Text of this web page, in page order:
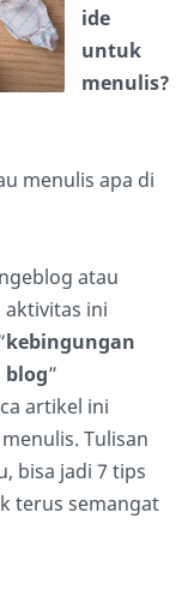
ide
untuk
menulis?
menulis apa di
atau
aktivitas ini
kebingungan
”
artikel ini
Tulisan
bisa jadi 7 tips
terus semangat